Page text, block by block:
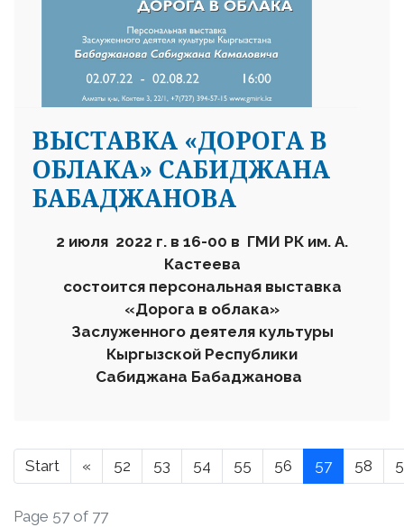
ВЫСТАВКА «ДОРОГА В
ОБЛАКА» САБИДЖАНА
БАБАДЖАНОВА
2 июля 2022 г. в 16-00 в ГМИ РК им. А.
Кастеева
состоится персональная выставка
«Дорога в облака»
Заслуженного деятеля культуры
Кыргызской Республики
Сабиджана Бабаджанова
Start « 52 53 54 55 56 57 58
Page 57 of 77